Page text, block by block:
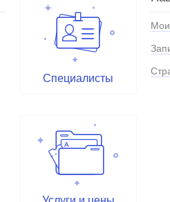
Специалисты